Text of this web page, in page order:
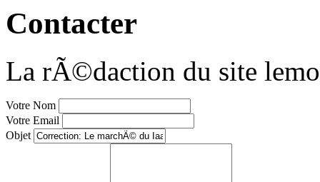
Contacter
La rÃ©daction du site
Votre Nom
Votre Email
Objet